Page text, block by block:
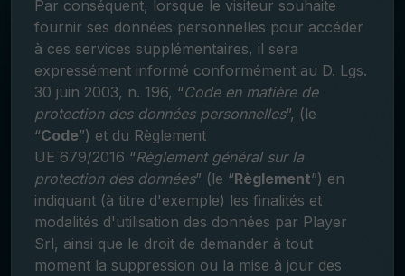
Par conséquent, lorsque le visiteur souhaite
fournir ses données personnelles pour accéder
à ces services supplémentaires, il sera
expressément informé conformément au D. Lgs.
30 juin 2003, n. 196, “Code en matière de
protection des données personnelles”, (le
“Code”) et du Règlement
UE 679/2016 “Règlement général sur la
protection des données” (le “Règlement”) en
indiquant (à titre d'exemple) les finalités et
modalités d'utilisation des données par Player
Srl, ainsi que le droit de demander à tout
moment la suppression ou la mise à jour des